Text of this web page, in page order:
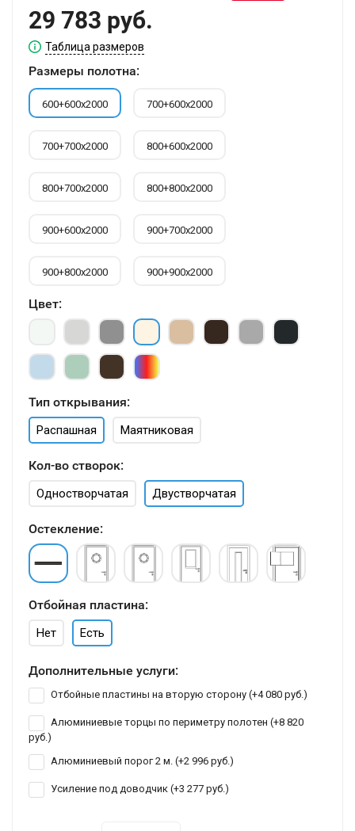
29 783 руб.
Таблица размеров
Размеры полотна:
600+600х2000 700+600х2000
700+700х2000 800+600х2000
800+700х2000 800+800х2000
900+600х2000 900+700х2000
900+800х2000 900+900х2000
Цвет:
Тип открывания:
Распашная Маятниковая
Кол-во створок:
Одностворчатая Двустворчатая
Остекление:
Отбойная пластина:
Нет Есть
Дополнительные услуги:
Отбойные пластины на вторую сторону (+4 080 руб.)
Алюминиевые торцы по периметру полотен (+8 820
руб.)
Алюминиевый порог 2 м. (+2 996 руб.)
Усиление под доводчик (+3 277 руб.)